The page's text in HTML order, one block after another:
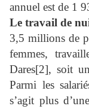
annuel est de 1
Le travail de
3,5 millions de
femmes,
Dares[2], soit
Parmi les
s’agit plus